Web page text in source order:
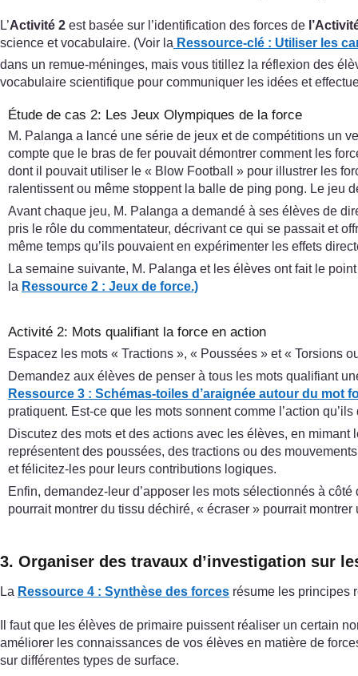
L’Activité 2 est basée sur l’identification des forces de
science et vocabulaire. (Voir la Ressource-clé : Utiliser les
dans un remue-méninges, mais vous titillez la réflexion des
vocabulaire scientifique pour communiquer les idées et
Étude de cas 2: Les Jeux Olympiques de la force
M. Palanga a lancé une série de jeux et de compétitions un
compte que le bras de fer pouvait démontrer comment les
dont il pouvait utiliser le « Blow Football » pour illustrer les
ralentissent ou même stoppent la balle de ping pong. Le jeu
Avant chaque jeu, M. Palanga a demandé à ses élèves de
pris le rôle du commentateur, décrivant ce qui se passait et
même temps qu’ils pouvaient en expérimenter les effets
La semaine suivante, M. Palanga et les élèves ont fait le
la Ressource 2 : Jeux de force.)
Activité 2: Mots qualifiant la force en action
Espacez les mots « Tractions », « Poussées » et « Torsions
Demandez aux élèves de penser à tous les mots qualifiant
Ressource 3 : Schémas-toiles d’araignée autour du mot
pratiquent. Est-ce que les mots sonnent comme l’action
Discutez des mots et des actions avec les élèves, en
représentent des poussées, des tractions ou des
et félicitez-les pour leurs contributions logiques.
Enfin, demandez-leur d’apposer les mots sélectionnés à
pourrait montrer du tissu déchiré, « écraser » pourrait
3. Organiser des travaux d’investigation sur
La Ressource 4 : Synthèse des forces résume les principes
Il faut que les élèves de primaire puissent réaliser un certain
améliorer les connaissances de vos élèves en matière de
sur différentes types de surface.